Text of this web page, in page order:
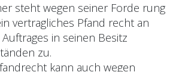
steht wegen seiner Forde rung
vertragliches Pfand recht an
in seinen Besitz
zu.
kann auch wegen